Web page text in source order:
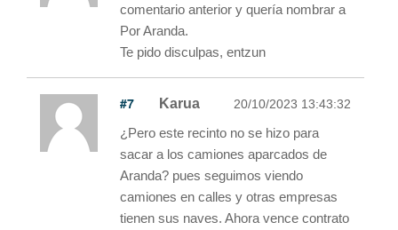
comentario anterior y quería nombrar a
Por Aranda.
Te pido disculpas, entzun
#7 Karua 20/10/2023 13:43:32
¿Pero este recinto no se hizo para
sacar a los camiones aparcados de
Aranda? pues seguimos viendo
camiones en calles y otras empresas
tienen sus naves. Ahora vence contrato